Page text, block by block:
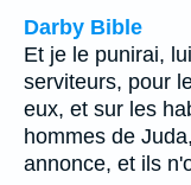
Darby Bible
Et je le punirai,
serviteurs, pour
eux, et sur les
hommes de
annonce, et ils